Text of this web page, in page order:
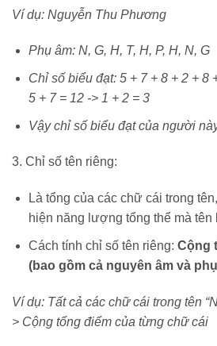
Ví dụ: Nguyễn Thu Phương
Phụ âm: N, G, H, T, H, P, H, N, G
Chỉ số biểu đạt: 5 + 7 + 8 + 2 + 8
5 + 7 = 12 -> 1 + 2 = 3
Vậy chỉ số biểu đạt của người
3. Chỉ số tên riêng:
Là tổng của các chữ cái trong
hiện năng lượng tổng thể mà tên
Cách tính chỉ số tên riêng: Cộng
(bao gồm cả nguyên âm và
Ví dụ: Tất cả các chữ cái trong tên
> Cộng tổng điểm của từng chữ cái